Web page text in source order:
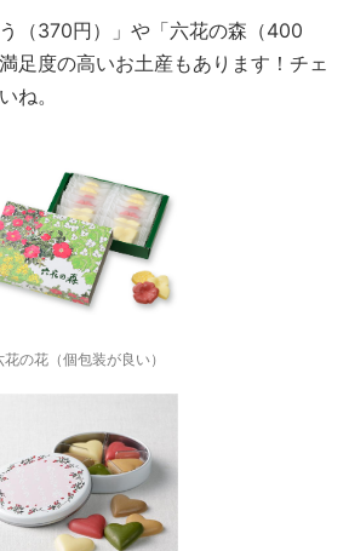
（370円）」や「六花の森（400
足度の高いお土産もあります！チェ
ね。
花の花（個包装が良い）